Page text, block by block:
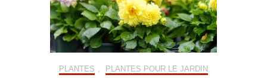
PLANTES , PLANTES POUR LE JARDIN